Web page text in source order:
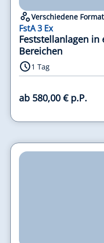
Verschiedene
FstA 3 Ex
Feststellanlagen
Bereichen
1 Tag
ab 580,00 € p.P.